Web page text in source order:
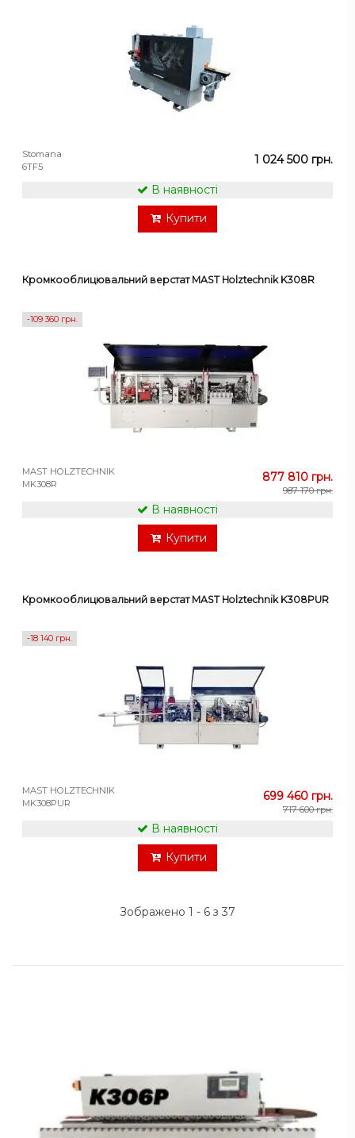
Stomana
6TF5
1 024 500 грн.
В наявності
Купити
Кромкооблицювальний верстат MAST Holztechnik K308R
-109 360 грн.
MAST HOLZTECHNIK
MK308R
877 810 грн.
987 170 грн.
В наявності
Купити
Кромкооблицювальний верстат MAST Holztechnik K308PUR
-18 140 грн.
MAST HOLZTECHNIK
MK308PUR
699 460 грн.
717 600 грн.
В наявності
Купити
Зображено 1 - 6 з 37